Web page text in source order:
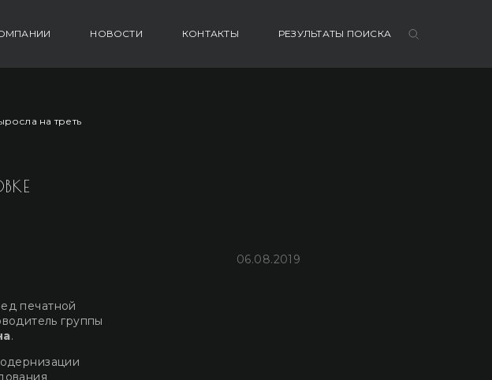
НОВОСТИ КОНТАКТЫ РЕЗУЛЬТАТЫ ПОИСКА
на треть
06.08.2019
печатной
группы
.